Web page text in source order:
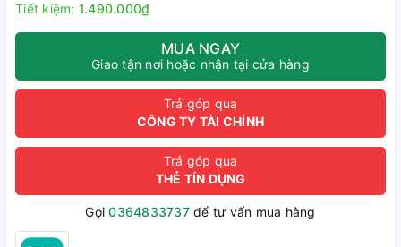
Tiết kiệm: 1.490.000₫
MUA NGAY
Giao tận nơi hoặc nhận tại cửa hàng
Trả góp qua
CÔNG TY TÀI CHÍNH
Trả góp qua
THẺ TÍN DỤNG
Gọi0364833737để tư vấn mua hàng